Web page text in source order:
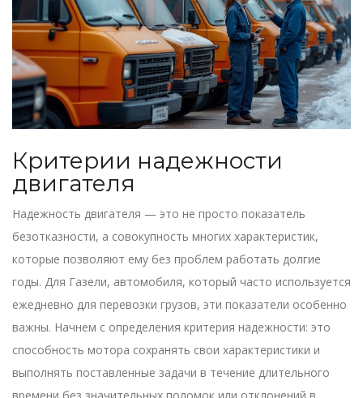
Критерии надежности
двигателя
Надежность двигателя — это не просто показатель
безотказности, а совокупность многих характеристик,
которые позволяют ему без проблем работать долгие
годы. Для Газели, автомобиля, который часто используется
ежедневно для перевозки грузов, эти показатели особенно
важны. Начнем с определения критерия надежности: это
способность мотора сохранять свои характеристики и
выполнять поставленные задачи в течение длительного